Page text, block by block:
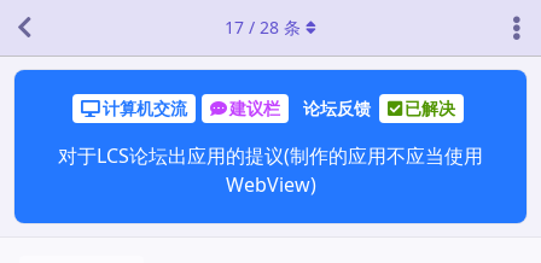
计算机交流 建议栏 论坛反馈 已解决
对于LCS论坛出应用的提议(制作的应用不应当使用
WebView)
17 / 28 条